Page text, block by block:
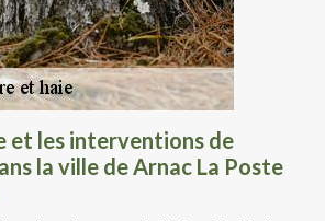
et les interventions de
la ville de Arnac La Poste